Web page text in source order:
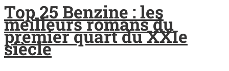
Top 25 Benzine : les
meilleurs romans du
premier quart du XXIe
siècle